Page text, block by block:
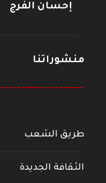
إحسان الفرج
منشوراتنا
--------------------
طريق الشعب
الثقافة الجديدة